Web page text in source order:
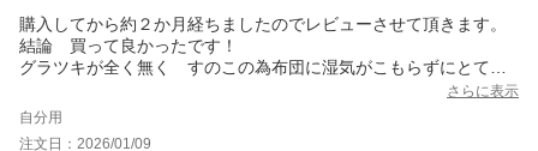
購入してから約２か月経ちましたのでレビューさせて頂きます。
結論 買って良かったです！
グラツキが全く無く すのこの為布団に湿気がこもらずにとても
快適。最初は一番高くしていました。下に物が置けて良かったの
ですが、なんとなく部屋の形状から合わなかったので一段低くし
ました。
さらに表示
自分用
注文日：2026/01/09